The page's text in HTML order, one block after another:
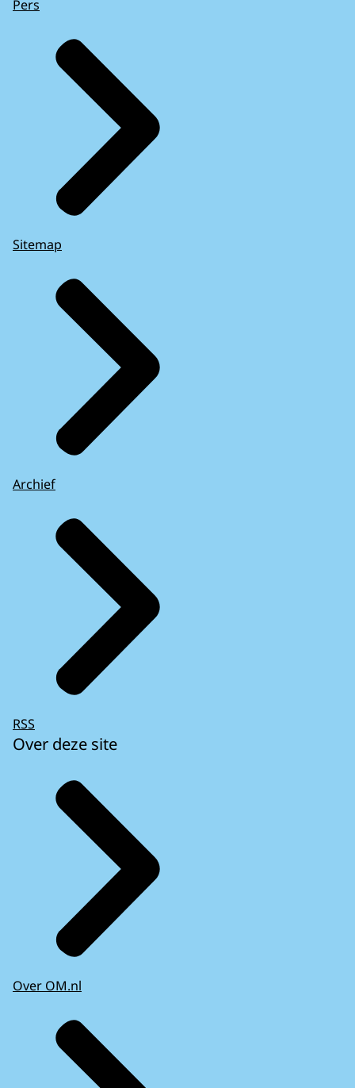
Pers
Sitemap
Archief
RSS
Over deze site
Over OM.nl